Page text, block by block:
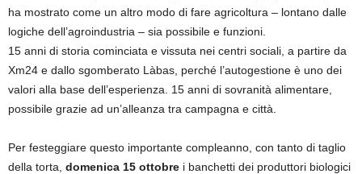
ha mostrato come un altro modo di fare agricoltura – lontano dalle
logiche dell’agroindustria – sia possibile e funzioni.
15 anni di storia cominciata e vissuta nei centri sociali, a partire da
Xm24 e dallo sgomberato Làbas, perché l’autogestione è uno dei
valori alla base dell’esperienza. 15 anni di sovranità alimentare,
possibile grazie ad un’alleanza tra campagna e città.
Per festeggiare questo importante compleanno, con tanto di taglio
della torta, domenica 15 ottobre i banchetti dei produttori biologici